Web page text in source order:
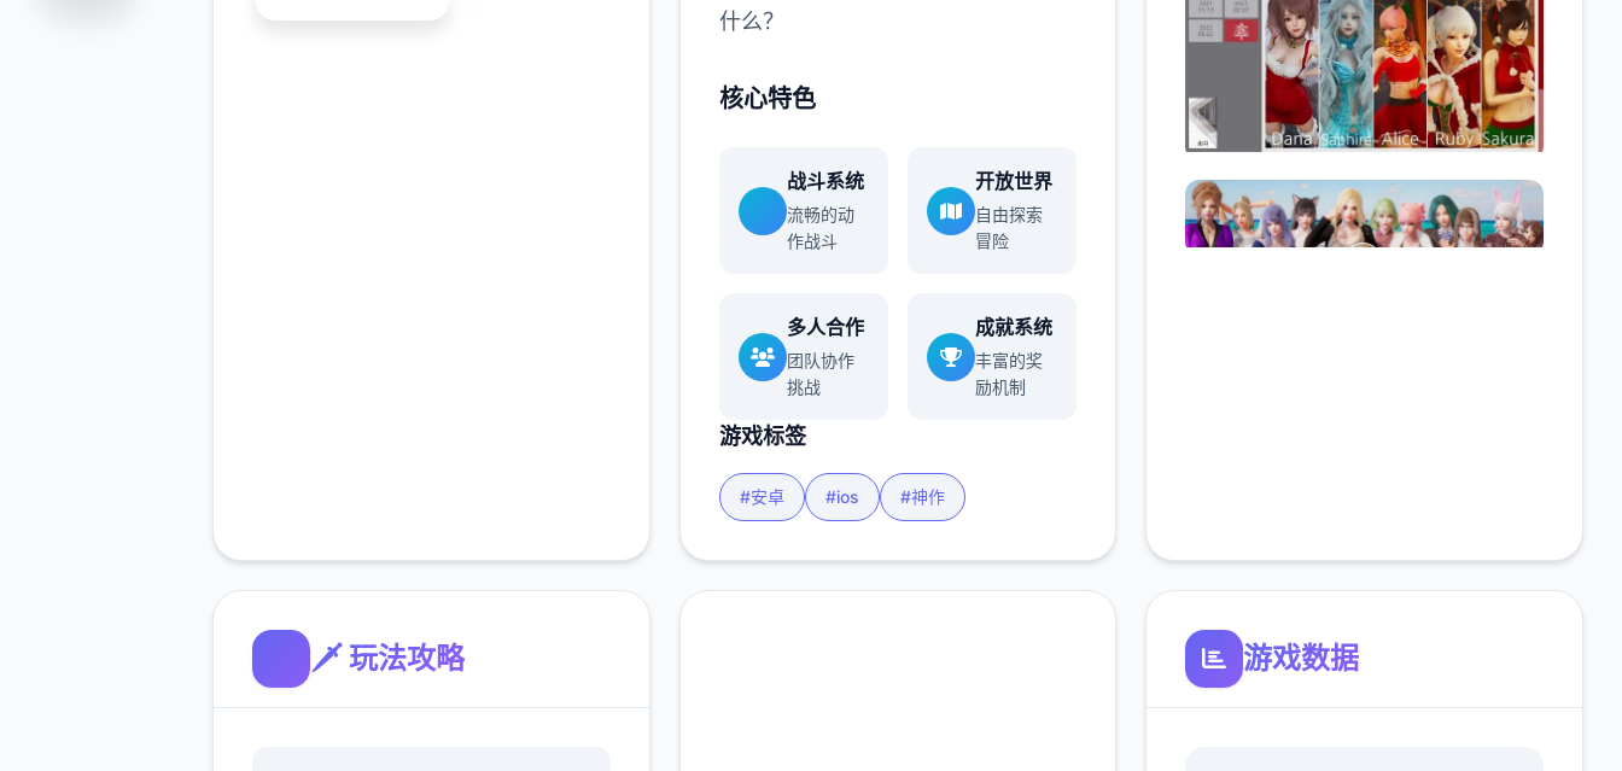
什么？
核心特色
战斗系统
流畅的动
作战斗
开放世界
自由探索
冒险
多人合作
团队协作
挑战
成就系统
丰富的奖
励机制
游戏标签
#安卓 #ios #神作
🗡️ 玩法攻略 游戏数据